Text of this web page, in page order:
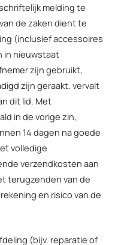
melding te
de zaken dient te
(inclusief accessoires
in nieuwstaat
zijn gebruikt,
zijn geraakt, vervalt
dit lid. Met
in de vorige zin,
14 dagen na goede
volledige
verzendkosten aan
terugzenden van de
en risico van de
(bijv. reparatie of